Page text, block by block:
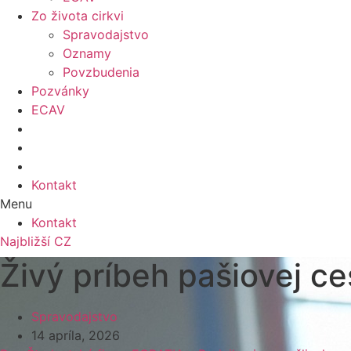
Zo života cirkvi
Spravodajstvo
Oznamy
Povzbudenia
Pozvánky
ECAV
Kontakt
Menu
Kontakt
Najbližší CZ
Živý príbeh pašiovej
Spravodajstvo
14 apríla, 2026